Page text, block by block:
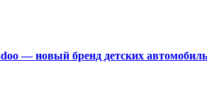
— новый бренд детских